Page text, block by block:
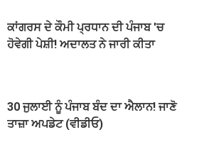
ਕਾਂਗਰਸ ਦੇ ਕੌਮੀ ਪ੍ਰਧਾਨ ਦੀ ਪੰਜਾਬ 'ਚ
ਹੋਵੇਗੀ ਪੇਸ਼ੀ! ਅਦਾਲਤ ਨੇ ਜਾਰੀ ਕੀਤਾ
30 ਜੁਲਾਈ ਨੂੰ ਪੰਜਾਬ ਬੰਦ ਦਾ ਐਲਾਨ! ਜਾਣੋ
ਤਾਜ਼ਾ ਅਪਡੇਟ (ਵੀਡੀਓ)